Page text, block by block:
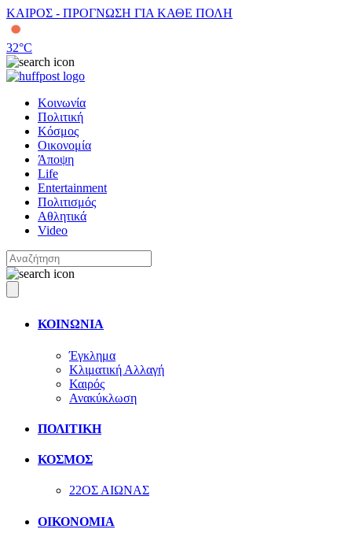
ΚΑΙΡΟΣ - ΠΡΟΓΝΩΣΗ ΓΙΑ ΚΑΘΕ ΠΟΛΗ
32°C
Κοινωνία
Πολιτική
Κόσμος
Οικονομία
Άποψη
Life
Entertainment
Πολιτισμός
Αθλητικά
Video
ΚΟΙΝΩΝΙΑ
Έγκλημα
Κλιματική Αλλαγή
Καιρός
Ανακύκλωση
ΠΟΛΙΤΙΚΗ
ΚΟΣΜΟΣ
22ΟΣ ΑΙΩΝΑΣ
ΟΙΚΟΝΟΜΙΑ